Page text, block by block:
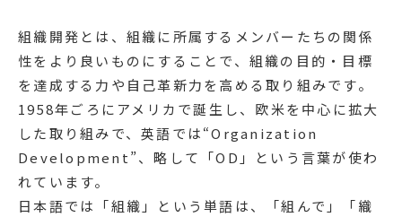
組織開発とは、組織に所属するメンバーたちの関係
性をより良いものにすることで、組織の目的・目標
を達成する力や自己革新力を高める取り組みです。
1958年ごろにアメリカで誕生し、欧米を中心に拡大
した取り組みで、英語では“Organization
Development”、略して「OD」という言葉が使わ
れています。
日本語では「組織」という単語は、「組んで」「織